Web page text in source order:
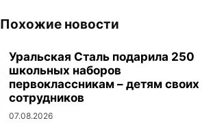
Похожие новости
Уральская Сталь подарила 250
школьных наборов
первоклассникам – детям своих
сотрудников
07.08.2026